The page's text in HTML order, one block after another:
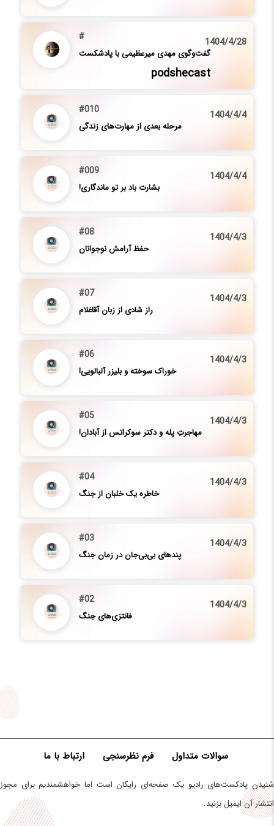
#
گفت‌وگوی مهدی میرعظیمی با پادشکست
podshecast
1404/4/28
#010
مرحله بعدی از مهارت‌های زندگی
1404/4/4
#009
بشارت باد بر تو ماندگاری!
1404/4/4
#08
حفظ آرامش نوجوانان
1404/4/3
#07
راز شادی از زبان آقاغلام
1404/4/3
#06
خوراک سوخته و بلیزر آلبالویی!
1404/4/3
#05
مهاجرتِ پله و دکتر سوکراتس از آبادان!
1404/4/3
#04
خاطره یک‌ خلبان از جنگ
1404/4/3
#03
پندهای بی‌بی‌جان در زمان جنگ
1404/4/3
#02
فانتزی‌های جنگ
1404/4/3
سوالات متداول فرم نظرسنجی ارتباط با ما
شنیدن پادکست‌های رادیو یک صفحه‌ای رایگان است اما خواهشمندیم برای مجوز
انتشار آن ایمیل بزنید.